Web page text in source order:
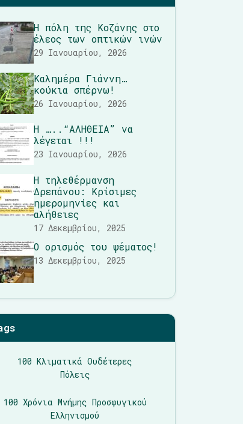
Η πόλη της Κοζάνης στο
έλεος των οπτικών ινών
29 Ιανουαρίου, 2026
Καλημέρα Γιάννη…
κούκια σπέρνω!
26 Ιανουαρίου, 2026
Η …..“ΑΛΗΘΕΙΑ” να
λέγεται !!!
23 Ιανουαρίου, 2026
Η τηλεθέρμανση
Δρεπάνου: Κρίσιμες
ημερομηνίες και
αλήθειες
17 Δεκεμβρίου, 2025
Ο ορισμός του ψέματος!
13 Δεκεμβρίου, 2025
100 Κλιματικά Ουδέτερες
Πόλεις
100 Χρόνια Μνήμης Προσφυγικού
Ελληνισμού